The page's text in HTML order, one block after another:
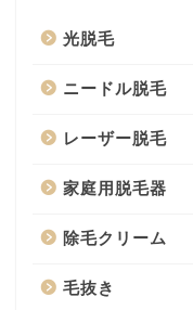
光脱毛
ニードル脱毛
レーザー脱毛
家庭用脱毛器
除毛クリーム
毛抜き